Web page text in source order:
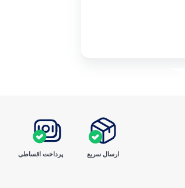
ارسال سریع پرداخت ‌اقساطی